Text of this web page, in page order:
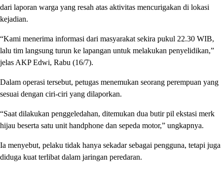
dari laporan warga yang resah atas aktivitas mencurigakan di lokasi
kejadian.
“Kami menerima informasi dari masyarakat sekira pukul 22.30 WIB,
lalu tim langsung turun ke lapangan untuk melakukan penyelidikan,”
jelas AKP Edwi, Rabu (16/7).
Dalam operasi tersebut, petugas menemukan seorang perempuan yang
sesuai dengan ciri-ciri yang dilaporkan.
“Saat dilakukan penggeledahan, ditemukan dua butir pil ekstasi merk
hijau beserta satu unit handphone dan sepeda motor,” ungkapnya.
Ia menyebut, pelaku tidak hanya sekadar sebagai pengguna, tetapi juga
diduga kuat terlibat dalam jaringan peredaran.